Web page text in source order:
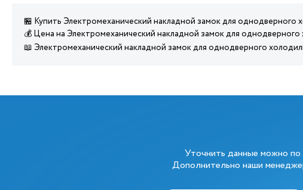
🏪 Купить Электромеханический накладной замок для
💰 Цена на Электромеханический накладной замок для
📖 Электромеханический накладной замок для однодверного
Уточнить данные можно
Дополнительно наши